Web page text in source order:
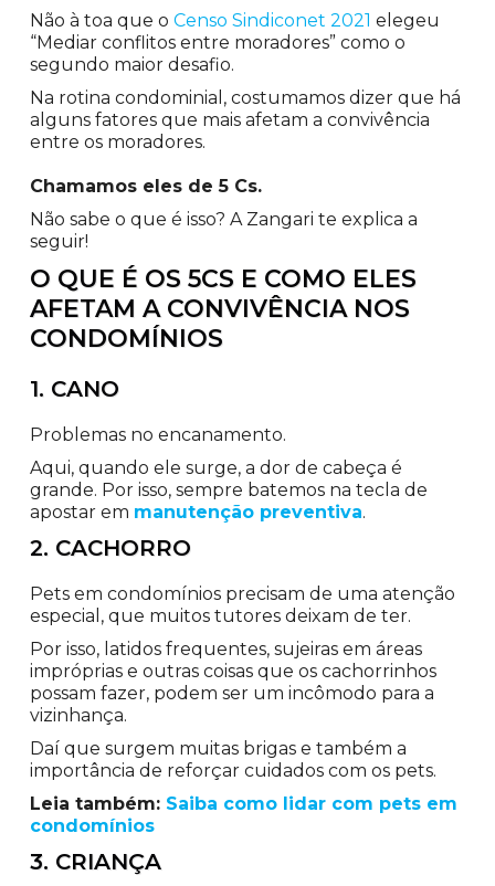
Não à toa que o Censo Sindiconet 2021 elegeu
“Mediar conflitos entre moradores” como o
segundo maior desafio.
Na rotina condominial, costumamos dizer que há
alguns fatores que mais afetam a convivência
entre os moradores.
Chamamos eles de 5 Cs.
Não sabe o que é isso? A Zangari te explica a
seguir!
O QUE É OS 5CS E COMO ELES
AFETAM A CONVIVÊNCIA NOS
CONDOMÍNIOS
1. CANO
Problemas no encanamento.
Aqui, quando ele surge, a dor de cabeça é
grande. Por isso, sempre batemos na tecla de
apostar em manutenção preventiva.
2. CACHORRO
Pets em condomínios precisam de uma atenção
especial, que muitos tutores deixam de ter.
Por isso, latidos frequentes, sujeiras em áreas
impróprias e outras coisas que os cachorrinhos
possam fazer, podem ser um incômodo para a
vizinhança.
Daí que surgem muitas brigas e também a
importância de reforçar cuidados com os pets.
Leia também: Saiba como lidar com pets em
condomínios
3. CRIANÇA